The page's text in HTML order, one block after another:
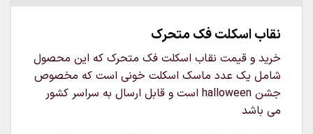
نقاب اسکلت فک متحرک
خرید و قیمت نقاب اسکلت فک متحرک که این محصول
شامل یک عدد ماسک اسکلت خونی است که مخصوص
جشن halloween است و قابل ارسال به سراسر کشور
می باشد